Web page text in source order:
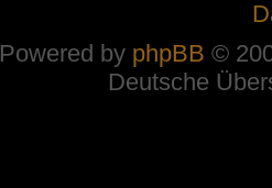
Powered by phpBB ©
Deutsche